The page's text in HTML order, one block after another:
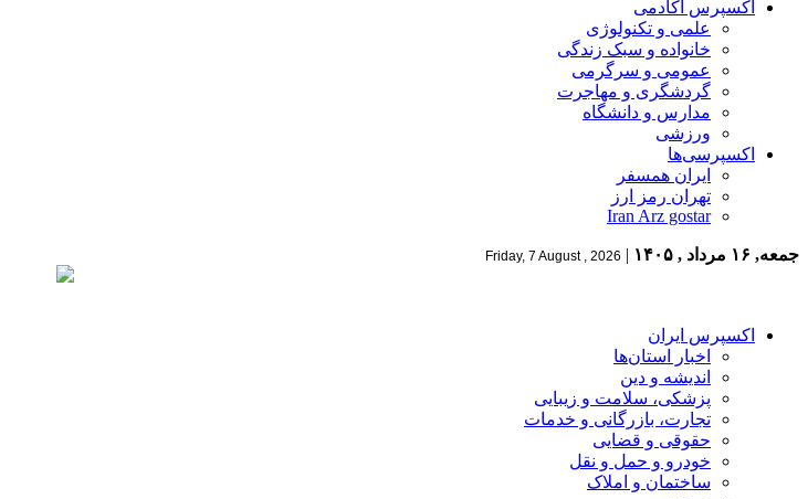
اکسپرس آکادمی
علمی و تکنولوژی
خانواده و سبک زندگی
عمومی و سرگرمی
گردشگری و مهاجرت
مدارس و دانشگاه
ورزشی
اکسپرسی‌ها
ایران همسفر
تهران رمز ارز
Iran Arz gostar
جمعه, ۱۶ مرداد , ۱۴۰۵ |
Friday, 7 August , 2026
اکسپرس ایران
اخبار استان‌ها
اندیشه و دین
پزشکی، سلامت و زیبایی
تجارت، بازرگانی و خدمات
حقوقی و قضایی
خودرو و حمل و نقل
ساختمان و املاک